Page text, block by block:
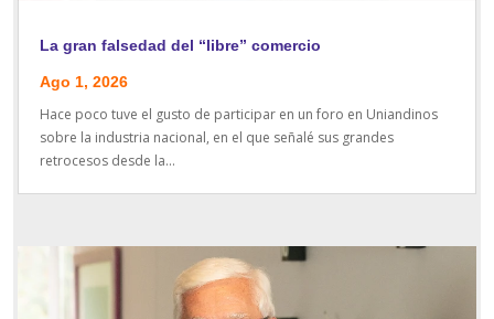
La gran falsedad del “libre” comercio
Ago 1, 2026
Hace poco tuve el gusto de participar en un foro en Uniandinos
sobre la industria nacional, en el que señalé sus grandes
retrocesos desde la...